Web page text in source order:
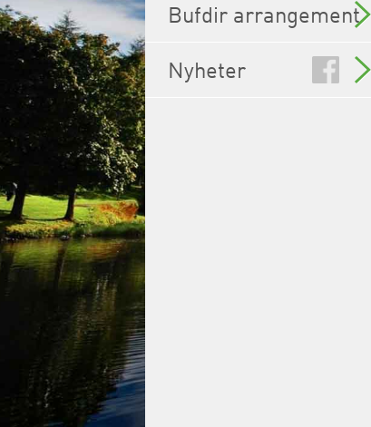
Bufdir arrangement
Nyheter